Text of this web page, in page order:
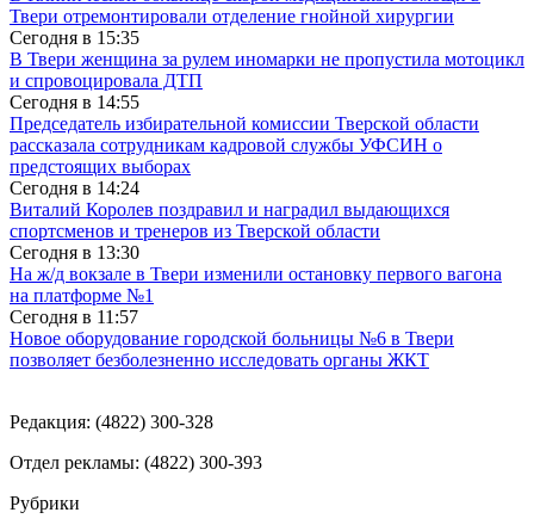
Твери отремонтировали отделение гнойной хирургии
Сегодня в 15:35
В Твери женщина за рулем иномарки не пропустила мотоцикл
и спровоцировала ДТП
Сегодня в 14:55
Председатель избирательной комиссии Тверской области
рассказала сотрудникам кадровой службы УФСИН о
предстоящих выборах
Сегодня в 14:24
Виталий Королев поздравил и наградил выдающихся
спортсменов и тренеров из Тверской области
Сегодня в 13:30
На ж/д вокзале в Твери изменили остановку первого вагона
на платформе №1
Сегодня в 11:57
Новое оборудование городской больницы №6 в Твери
позволяет безболезненно исследовать органы ЖКТ
Редакция: (4822) 300-328
Отдел рекламы: (4822) 300-393
Рубрики